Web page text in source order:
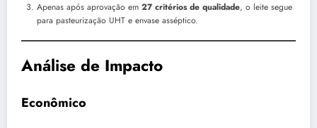
Apenas após aprovação em 27 critérios de qualidade, o leite segue
para pasteurização UHT e envase asséptico.
Análise de Impacto
Econômico